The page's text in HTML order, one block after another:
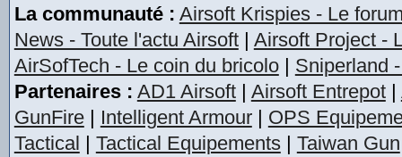
La communauté : Airsoft Krispies - Le
News - Toute l'actu Airsoft| Airsoft Project -
AirSofTech - Le coin du bricolo| Sniperland
Partenaires : AD1 Airsoft| Airsoft Entrepot|
GunFire| Intelligent Armour| OPS
Tactical | Tactical Equipements| Taiwan Gun